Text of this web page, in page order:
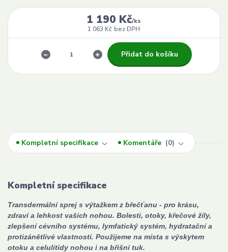
1 190 Kč/ks
1 063 Kč bez DPH
Přidat do košíku
Kompletní specifikace Komentáře 0
Kompletní specifikace
Transdermální sprej s výtažkem z břečťanu - pro krásu,
zdraví a lehkost vašich nohou. Bolesti, otoky, křečové žíly,
zlepšení cévního systému, lymfatický systém, hydratační a
protizánětlivé vlastnosti. Použijeme na místa s výskytem
otoku a celulitidy nohou i na břišní tuk.